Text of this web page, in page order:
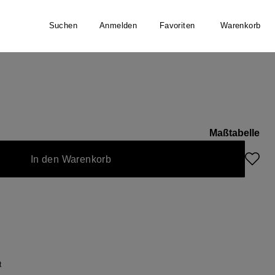
Suchen Anmelden Favoriten Warenkorb
Maßtabelle
In den Warenkorb